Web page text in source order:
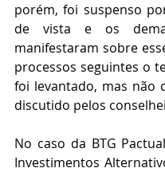
porém, foi suspenso
de vista e os
manifestaram sobre
processos seguintes o
foi levantado, mas não
discutido pelos
No caso da BTG
Investimentos